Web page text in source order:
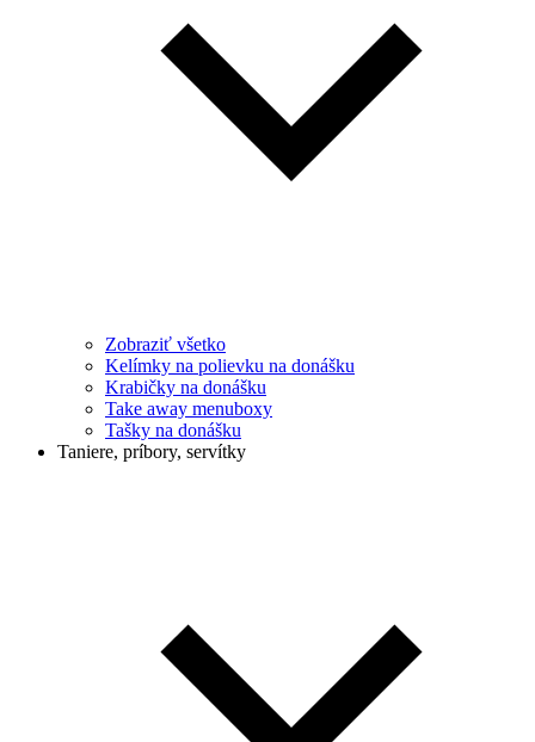
Zobraziť všetko
Kelímky na polievku na donášku
Krabičky na donášku
Take away menuboxy
Tašky na donášku
Taniere, príbory, servítky